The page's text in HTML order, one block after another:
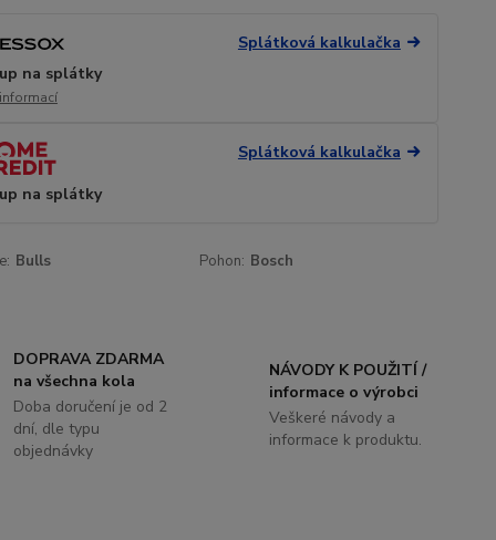
Splátková kalkulačka
na splátky
Splátková kalkulačka
na splátky
Bulls Pohon: Bosch
DOPRAVA ZDARMA
na všechna kola
Doba doručení je od 2
dní, dle typu
objednávky
NÁVODY K POUŽITÍ /
informace o výrobci
Veškeré návody a
informace k produktu.